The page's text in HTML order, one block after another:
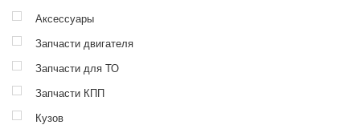
Аксессуары
Запчасти двигателя
Запчасти для ТО
Запчасти КПП
Кузов